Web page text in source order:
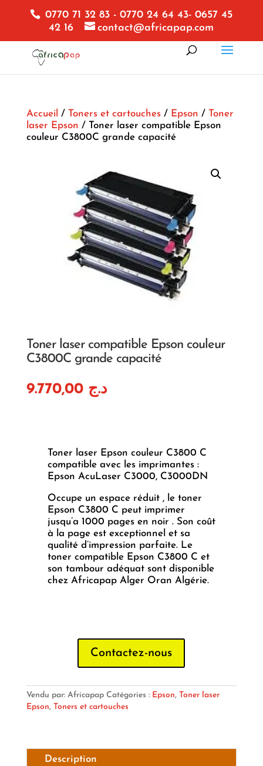
0770 71 32 83 - 0770 24 64 43- 0657 45
42 16
contact@africapap.com
Accueil / Toners et cartouches/ Epson / Toner
laser Epson / Toner laser compatible Epson
couleur C3800C grande capacité
Toner laser compatible Epson couleur
C3800C grande capacité
د.ج 9.770,00
Toner laser Epson couleur C3800 C
compatible avec les imprimantes :
Epson AcuLaser C3000, C3000DN
Occupe un espace réduit , le toner
Epson C3800 C peut imprimer
jusqu’a 1000 pages en noir . Son coût
à la page est exceptionnel et sa
qualité d’impression parfaite. Le
toner compatible Epson C3800 C et
son tambour adéquat sont disponible
chez Africapap Alger Oran Algérie.
Contactez-nous
Vendu par: Africapap Catégories : Epson, Toner laser
Epson, Toners et cartouches
Description